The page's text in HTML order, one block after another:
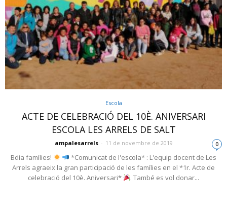
Escola
ACTE DE CELEBRACIÓ DEL 10È. ANIVERSARI
ESCOLA LES ARRELS DE SALT
ampalesarrels - 11 de novembre de 2019 0
Bdia famílies!
*Comunicat de l'escola* : L'equip docent de Les
Arrels agraeix la gran participació de les famílies en el *1r. Acte de
celebració del 10è. Aniversari*
. També es vol donar...